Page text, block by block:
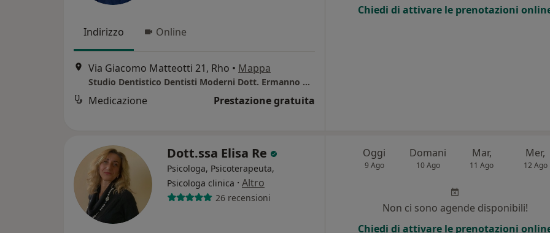
Indirizzo Online
Via Giacomo Matteotti 21, Rho • Mappa
Studio Dentistico Dentisti Moderni Dott. Ermanno Putortì
Medicazione Prestazione gratuita
Chiedi di attivare le prenotazioni
Dott.ssa Elisa Re
Psicologa, Psicoterapeuta,
Psicologa clinica · Altro
26 recensioni
Oggi
9 Ago
Domani
10 Ago
Mar,
11 Ago
Mer,
12 Ago
Non ci sono agende disponibili!
Chiedi di attivare le prenotazioni